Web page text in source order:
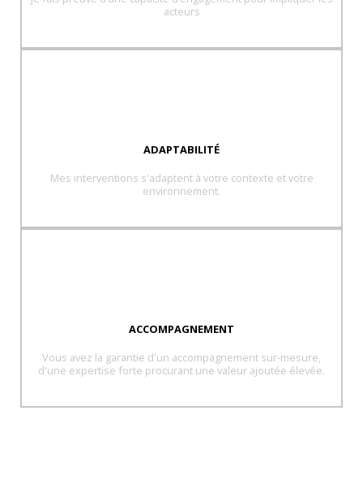
acteurs
ADAPTABILITÉ
Mes interventions s'adaptent à votre contexte et votre
environnement.
ACCOMPAGNEMENT
Vous avez la garantie d'un accompagnement sur-mesure​,
d'une expertise forte procurant une valeur ajoutée élevée.